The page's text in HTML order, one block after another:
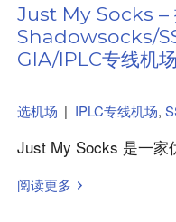
Just My Socks –
Shadowsocks/
GIA/IPLC专线机
选机场 | IPLC专线机场,
Just My Socks 是一家
阅读更多